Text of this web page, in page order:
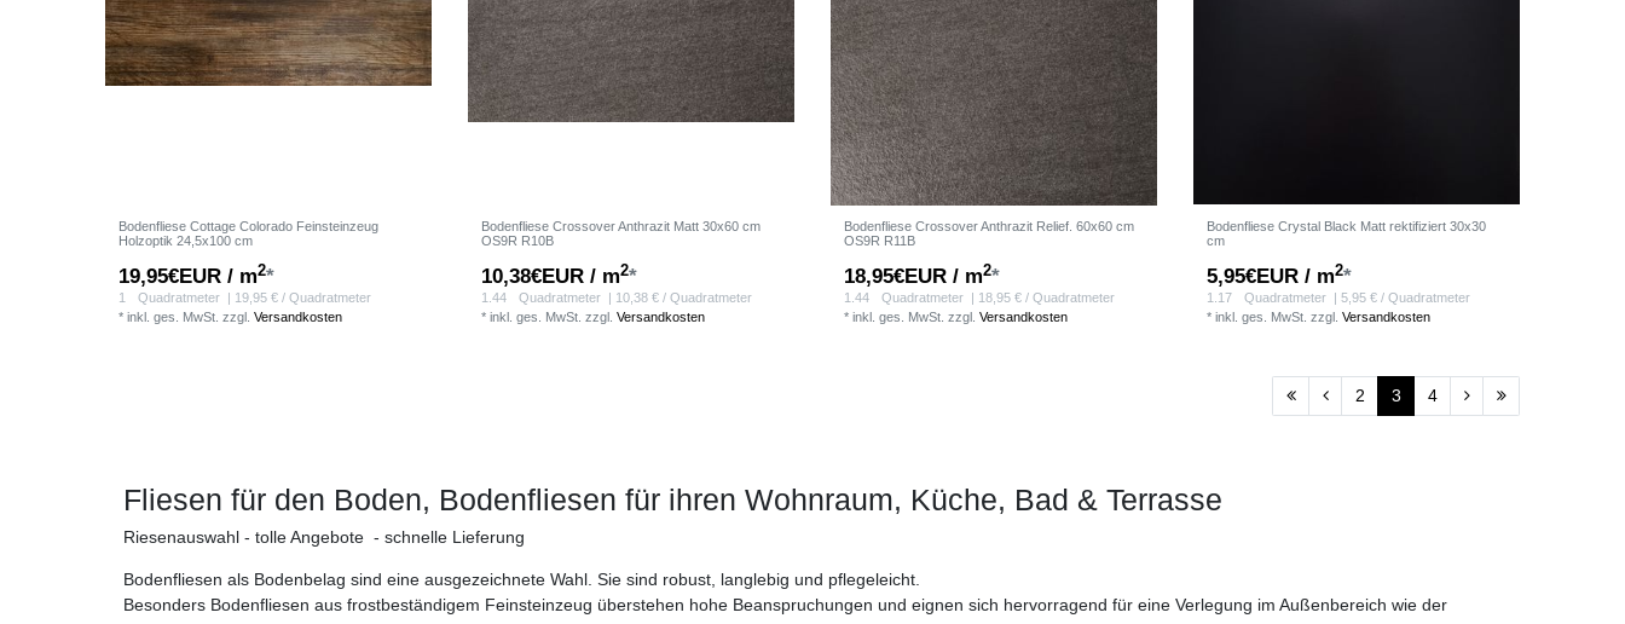
Bodenfliese Cottage Colorado Feinsteinzeug
Holzoptik 24,5x100 cm
19,95€EUR / m2*
1 Quadratmeter
| 19,95 € / Quadratmeter
*inkl. ges. MwSt. zzgl.Versandkosten
Bodenfliese Crossover Anthrazit Matt 30x60 cm
OS9R R10B
10,38€EUR / m2*
1.44 Quadratmeter
| 10,38 € / Quadratmeter
*inkl. ges. MwSt. zzgl.Versandkosten
Bodenfliese Crossover Anthrazit Relief. 60x60 cm
OS9R R11B
18,95€EUR / m2*
1.44 Quadratmeter
| 18,95 € / Quadratmeter
*inkl. ges. MwSt. zzgl.Versandkosten
Bodenfliese Crystal Black Matt rektifiziert 30x30
cm
5,95€EUR / m2*
1.17 Quadratmeter
| 5,95 € / Quadratmeter
*inkl. ges. MwSt. zzgl.Versandkosten
2 3 4
Fliesen für den Boden, Bodenfliesen für ihren Wohnraum, Küche, Bad & Terrasse
Riesenauswahl - tolle Angebote - schnelle Lieferung
Bodenfliesen als Bodenbelag sind eine ausgezeichnete Wahl. Sie sind robust, langlebig und pflegeleicht.
Besonders Bodenfliesen aus frostbeständigem Feinsteinzeug überstehen hohe Beanspruchungen und eignen sich hervorragend für eine Verlegung im Außenbereich wie der